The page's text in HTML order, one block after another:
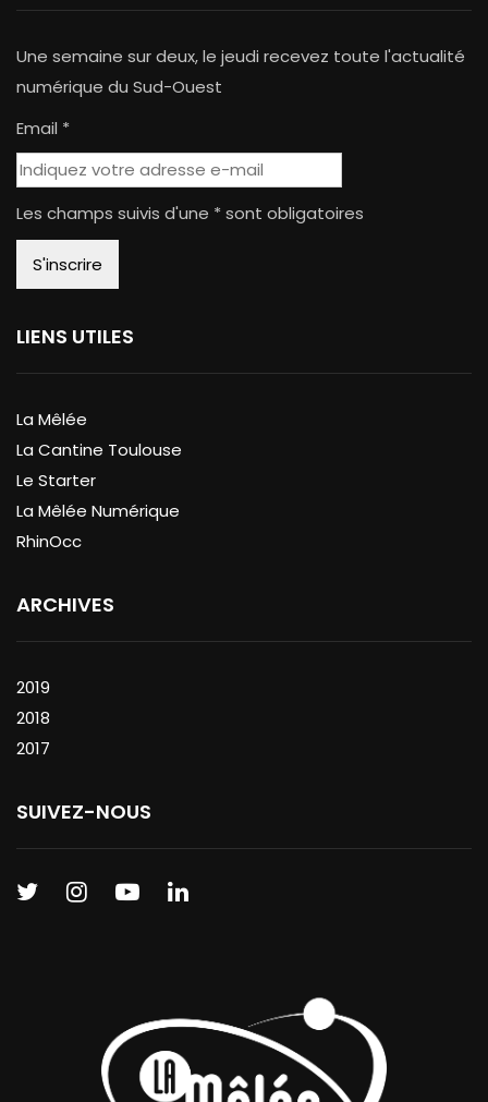
Une semaine sur deux, le jeudi recevez toute l'actualité
numérique du Sud-Ouest
Email *
Les champs suivis d'une * sont obligatoires
LIENS UTILES
La Mêlée
La Cantine Toulouse
Le Starter
La Mêlée Numérique
RhinOcc
ARCHIVES
2019
2018
2017
SUIVEZ-NOUS